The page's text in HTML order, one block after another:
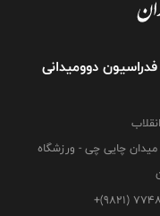
دوومیدانی
- میدان چایی چی - ورزشگاه
+(9821)